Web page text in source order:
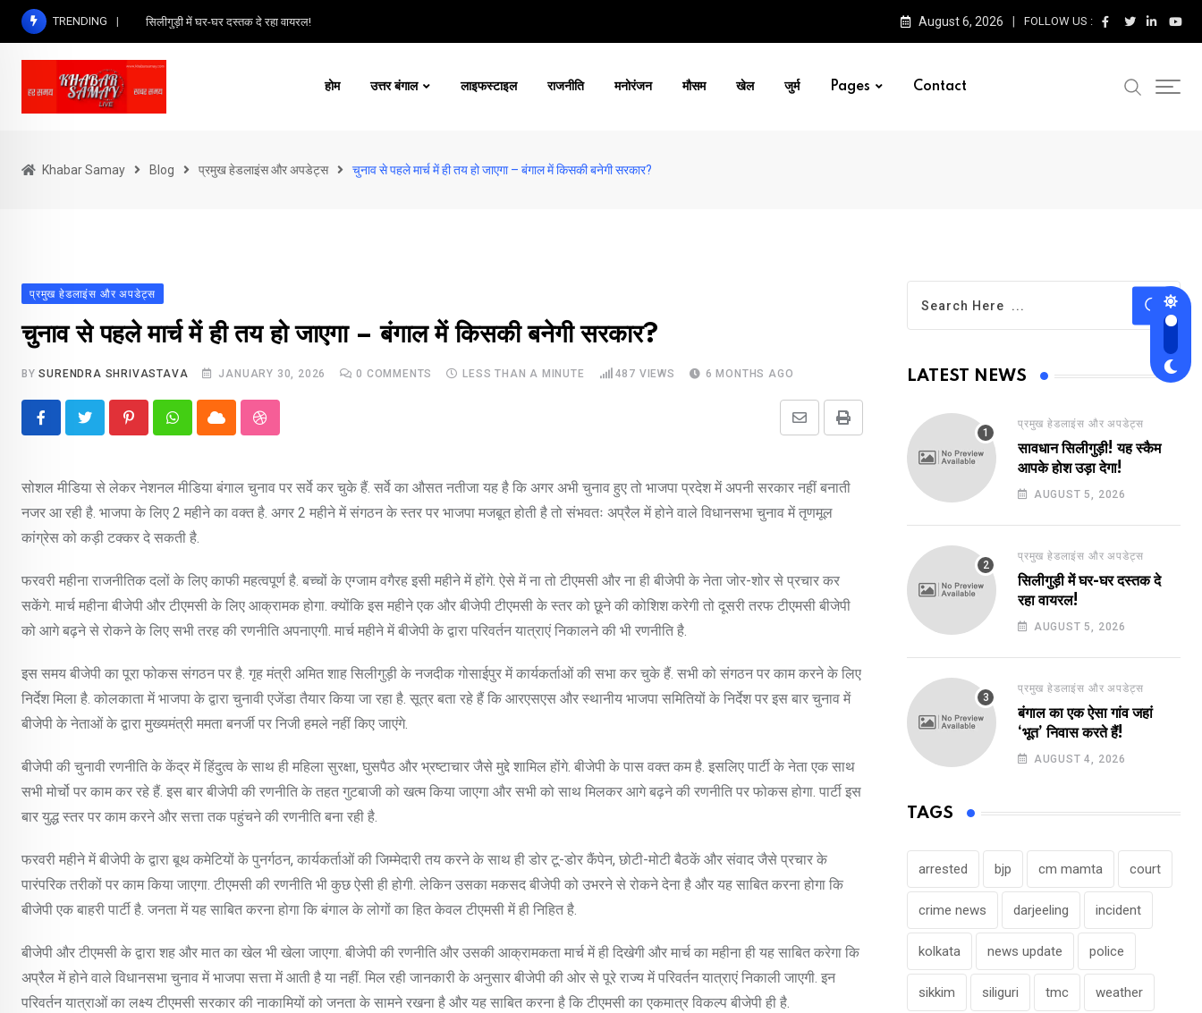
Skip
content
TRENDING सिलीगुड़ी में घर-घर दस्तक दे रहा वायरल! August 6, 2026 FOLLOW US :
होम उत्तर बंगाल लाइफस्टाइल राजनीति मनोरंजन मौसम खेल जुर्म Pages Contact
Khabar Samay Blog प्रमुख हेडलाइंस और अपडेट्स चुनाव से पहले मार्च में ही तय हो जाएगा – बंगाल में किसकी बनेगी सरकार?
प्रमुख हेडलाइंस और अपडेट्स
चुनाव से पहले मार्च में ही तय हो जाएगा – बंगाल में किसकी बनेगी सरकार?
BYSURENDRA SHRIVASTAVA JANUARY 30, 2026 0 COMMENTS LESS THAN A MINUTE 487 VIEWS 6 MONTHS AGO
PinterestWhatsappCloud StumbleUpon Print
Share
Email
सोशल मीडिया से लेकर नेशनल मीडिया बंगाल चुनाव पर सर्वे कर चुके हैं. सर्वे का औसत नतीजा यह है कि अगर अभी चुनाव हुए तो भाजपा प्रदेश में अपनी सरकार नहीं बनाती
नजर आ रही है. भाजपा के लिए 2 महीने का वक्त है. अगर 2 महीने में संगठन के स्तर पर भाजपा मजबूत होती है तो संभवतः अप्रैल में होने वाले विधानसभा चुनाव में तृणमूल
कांग्रेस को कड़ी टक्कर दे सकती है.
फरवरी महीना राजनीतिक दलों के लिए काफी महत्वपूर्ण है. बच्चों के एग्जाम वगैरह इसी महीने में होंगे. ऐसे में ना तो टीएमसी और ना ही बीजेपी के नेता जोर-शोर से प्रचार कर
सकेंगे. मार्च महीना बीजेपी और टीएमसी के लिए आक्रामक होगा. क्योंकि इस महीने एक और बीजेपी टीएमसी के स्तर को छूने की कोशिश करेगी तो दूसरी तरफ टीएमसी बीजेपी
को आगे बढ़ने से रोकने के लिए सभी तरह की रणनीति अपनाएगी. मार्च महीने में बीजेपी के द्वारा परिवर्तन यात्राएं निकालने की भी रणनीति है.
इस समय बीजेपी का पूरा फोकस संगठन पर है. गृह मंत्री अमित शाह सिलीगुड़ी के नजदीक गोसाईपुर में कार्यकर्ताओं की सभा कर चुके हैं. सभी को संगठन पर काम करने के लिए
निर्देश मिला है. कोलकाता में भाजपा के द्वारा चुनावी एजेंडा तैयार किया जा रहा है. सूत्र बता रहे हैं कि आरएसएस और स्थानीय भाजपा समितियों के निर्देश पर इस बार चुनाव में
बीजेपी के नेताओं के द्वारा मुख्यमंत्री ममता बनर्जी पर निजी हमले नहीं किए जाएंगे.
बीजेपी की चुनावी रणनीति के केंद्र में हिंदुत्व के साथ ही महिला सुरक्षा, घुसपैठ और भ्रष्टाचार जैसे मुद्दे शामिल होंगे. बीजेपी के पास वक्त कम है. इसलिए पार्टी के नेता एक साथ
सभी मोर्चो पर काम कर रहे हैं. इस बार बीजेपी की रणनीति के तहत गुटबाजी को खत्म किया जाएगा और सभी को साथ मिलकर आगे बढ़ने की रणनीति पर फोकस होगा. पार्टी इस
बार युद्ध स्तर पर काम करने और सत्ता तक पहुंचने की रणनीति बना रही है.
फरवरी महीने में बीजेपी के द्वारा बूथ कमेटियों के पुनर्गठन, कार्यकर्ताओं की जिम्मेदारी तय करने के साथ ही डोर टू-डोर कैंपेन, छोटी-मोटी बैठकें और संवाद जैसे प्रचार के
पारंपरिक तरीकों पर काम किया जाएगा. टीएमसी की रणनीति भी कुछ ऐसी ही होगी. लेकिन उसका मकसद बीजेपी को उभरने से रोकने देना है और यह साबित करना होगा कि
बीजेपी एक बाहरी पार्टी है. जनता में यह साबित करना होगा कि बंगाल के लोगों का हित केवल टीएमसी में ही निहित है.
बीजेपी और टीएमसी के द्वारा शह और मात का खेल भी खेला जाएगा. बीजेपी की रणनीति और उसकी आक्रामकता मार्च में ही दिखेगी और मार्च का महीना ही यह साबित करेगा कि
अप्रैल में होने वाले विधानसभा चुनाव में भाजपा सत्ता में आती है या नहीं. मिल रही जानकारी के अनुसार बीजेपी की ओर से पूरे राज्य में परिवर्तन यात्राएं निकाली जाएगी. इन
परिवर्तन यात्राओं का लक्ष्य टीएमसी सरकार की नाकामियों को जनता के सामने रखना है और यह साबित करना है कि टीएमसी का एकमात्र विकल्प बीजेपी ही है.
LATEST NEWS
प्रमुख हेडलाइंस और अपडेट्स
सावधान सिलीगुड़ी! यह स्कैम
आपके होश उड़ा देगा!
AUGUST 5, 2026
प्रमुख हेडलाइंस और अपडेट्स
सिलीगुड़ी में घर-घर दस्तक दे
रहा वायरल!
AUGUST 5, 2026
प्रमुख हेडलाइंस और अपडेट्स
बंगाल का एक ऐसा गांव जहां
‘भूत’ निवास करते हैं!
AUGUST 4, 2026
TAGS
arrested bjp cm mamta court
crime news darjeeling incident
kolkata news update police
sikkim siliguri tmc weather